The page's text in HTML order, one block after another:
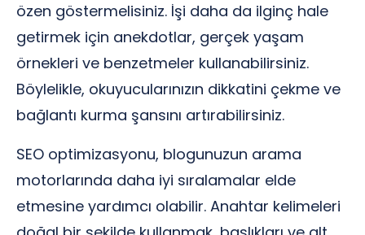
özen göstermelisiniz. İşi daha da ilginç hale
getirmek için anekdotlar, gerçek yaşam
örnekleri ve benzetmeler kullanabilirsiniz.
Böylelikle, okuyucularınızın dikkatini çekme ve
bağlantı kurma şansını artırabilirsiniz.
SEO optimizasyonu, blogunuzun arama
motorlarında daha iyi sıralamalar elde
etmesine yardımcı olabilir. Anahtar kelimeleri